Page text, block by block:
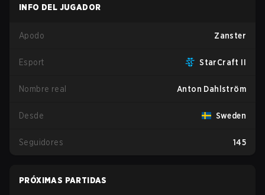
INFO DEL JUGADOR
Apodo Zanster
Esport StarCraft II
Nombre real Anton Dahlström
Desde Sweden
Seguidores 145
PRÓXIMAS PARTIDAS